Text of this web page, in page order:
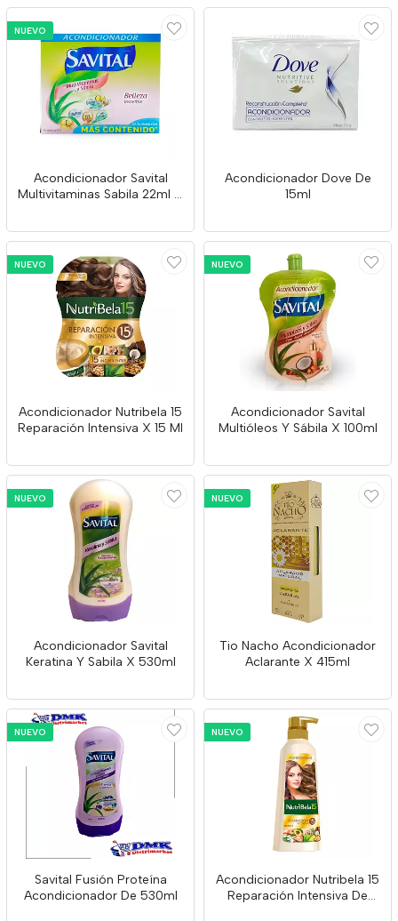
NUEVO
Acondicionador Savital
Multivitaminas Sabila 22ml X
Acondicionador Dove De
15ml
NUEVO
Acondicionador Nutribela 15
Reparación Intensiva X 15 Ml
NUEVO
Acondicionador Savital
Multióleos Y Sábila X 100ml
NUEVO
Acondicionador Savital
Keratina Y Sabila X 530ml
NUEVO
Tio Nacho Acondicionador
Aclarante X 415ml
NUEVO
Savital Fusión Proteína
Acondicionador De 530ml
NUEVO
Acondicionador Nutribela 15
Reparación Intensiva De